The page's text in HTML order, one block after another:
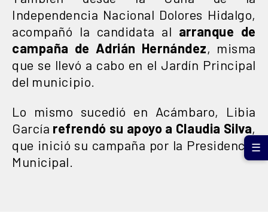
Independencia Nacional Dolores Hidalgo,
acompañó la candidata al arranque de
campaña de Adrián Hernández, misma
que se llevó a cabo en el Jardín Principal
del municipio.
Lo mismo sucedió en Acámbaro, Libia
García refrendó su apoyo a Claudia Silva,
que inició su campaña por la Presidencia
Municipal.
☰